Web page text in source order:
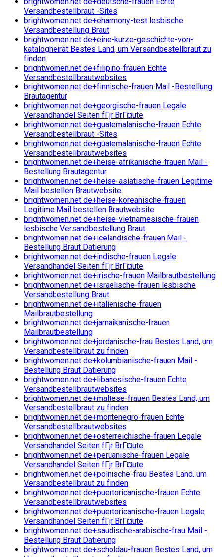
Versandbestellbraut -Sites
brightwomen.net de+eharmony-test lesbische
Versandbestellung Braut
brightwomen.net de+eine-kurze-geschichte-von-
katalogheirat Bestes Land, um Versandbestellbraut zu
finden
brightwomen.net de+filipino-frauen Echte
Versandbestellbrautwebsites
brightwomen.net de+finnische-frauen Mail -Bestellung
Brautagentur
brightwomen.net de+georgische-frauen Legale
Versandhandel Seiten fГјr BrГ¤ute
brightwomen.net de+guatemalanische-frauen Echte
Versandbestellbraut -Sites
brightwomen.net de+guatemalanische-frauen Echte
Versandbestellbrautwebsites
brightwomen.net de+heise-afrikanische-frauen Mail -
Bestellung Brautagentur
brightwomen.net de+heise-asiatische-frauen Legitime
Mail bestellen Brautwebsite
brightwomen.net de+heise-koreanische-frauen
Legitime Mail bestellen Brautwebsite
brightwomen.net de+heise-vietnamesische-frauen
lesbische Versandbestellung Braut
brightwomen.net de+icelandische-frauen Mail -
Bestellung Braut Datierung
brightwomen.net de+indische-frauen Legale
Versandhandel Seiten fГјr BrГ¤ute
brightwomen.net de+irische-frauen Mailbrautbestellung
brightwomen.net de+israelische-frauen lesbische
Versandbestellung Braut
brightwomen.net de+italienische-frauen
Mailbrautbestellung
brightwomen.net de+jamaikanische-frauen
Mailbrautbestellung
brightwomen.net de+jordanische-frau Bestes Land, um
Versandbestellbraut zu finden
brightwomen.net de+kolumbianische-frauen Mail -
Bestellung Braut Datierung
brightwomen.net de+libanesische-frauen Echte
Versandbestellbrautwebsites
brightwomen.net de+maltese-frauen Bestes Land, um
Versandbestellbraut zu finden
brightwomen.net de+montenegro-frauen Echte
Versandbestellbrautwebsites
brightwomen.net de+osterreichische-frauen Legale
Versandhandel Seiten fГјr BrГ¤ute
brightwomen.net de+peruanische-frauen Legale
Versandhandel Seiten fГјr BrГ¤ute
brightwomen.net de+polnische-frau Bestes Land, um
Versandbestellbraut zu finden
brightwomen.net de+puertoricanische-frauen Echte
Versandbestellbrautwebsites
brightwomen.net de+puertoricanische-frauen Legale
Versandhandel Seiten fГјr BrГ¤ute
brightwomen.net de+saudische-arabische-frau Mail -
Bestellung Braut Datierung
brightwomen.net de+scholdau-frauen Bestes Land, um